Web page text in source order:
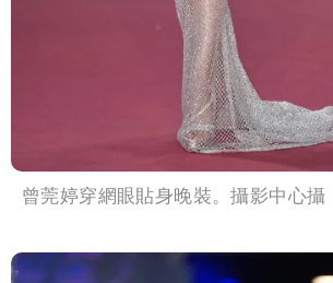
曾莞婷穿網眼貼身晚裝。攝影中心攝